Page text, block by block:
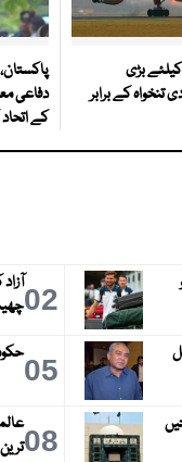
بڑی
تنخواہ کے برابر
دفاعی
کے اتحاد
02
05
08